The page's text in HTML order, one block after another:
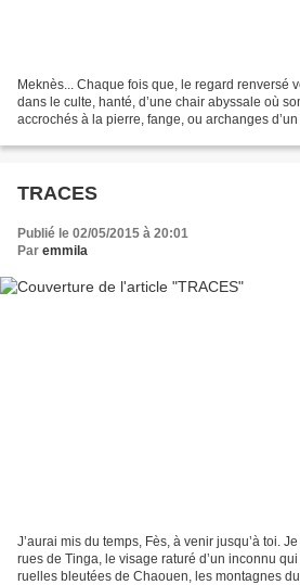
Meknès... Chaque fois que, le regard renversé
dans le culte, hanté, d’une chair abyssale où
accrochés à la pierre, fange, ou archanges
TRACES
Publié le 02/05/2015 à 20:01
Par emmila
J’aurai mis du temps, Fès, à venir jusqu’à toi.
rues de Tinga, le visage raturé d’un inconnu
ruelles bleutées de Chaouen, les montagnes du